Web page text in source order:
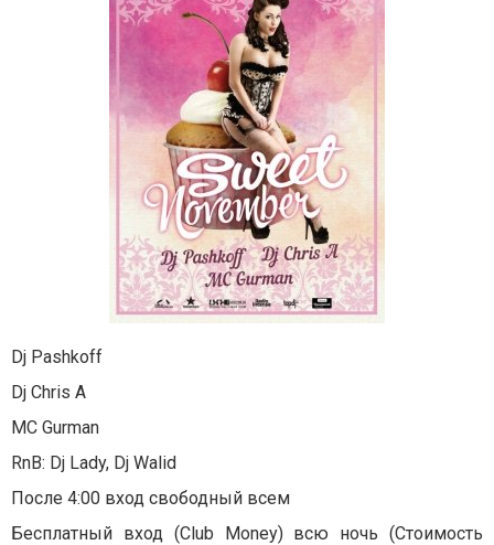
Dj Pashkoff
Dj Chris A
MC Gurman
RnB: Dj Lady, Dj Walid
После 4:00 вход свободный всем
Бесплатный вход (Club Money) всю ночь (Стоимость